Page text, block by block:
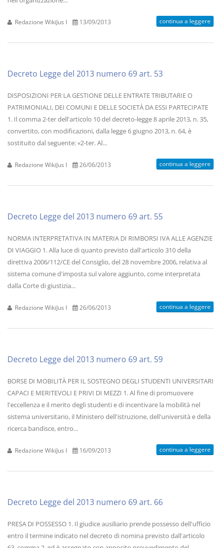
Redazione WikiJus I 13/09/2013 continua a leggere
Decreto Legge del 2013 numero 69 art. 53
DISPOSIZIONI PER LA GESTIONE DELLE ENTRATE TRIBUTARIE O
PATRIMONIALI, DEI COMUNI E DELLE SOCIETÀ DA ESSI PARTECIPATE
1. Il comma 2-ter dell'articolo 10 del decreto-legge 8 aprile 2013, n. 35,
convertito, con modificazioni, dalla legge 6 giugno 2013, n. 64, è
sostituito dal seguente: «2-ter. Al...
Redazione WikiJus I 26/06/2013 continua a leggere
Decreto Legge del 2013 numero 69 art. 55
NORMA INTERPRETATIVA IN MATERIA DI RIMBORSI IVA ALLE AGENZIE
DI VIAGGIO 1. Alla luce di quanto previsto dall'articolo 310 della
direttiva 2006/112/CE del Consiglio, del 28 novembre 2006, relativa al
sistema comune d'imposta sul valore aggiunto, come interpretata
dalla Corte di giustizia...
Redazione WikiJus I 26/06/2013 continua a leggere
Decreto Legge del 2013 numero 69 art. 59
BORSE DI MOBILITÀ PER IL SOSTEGNO DEGLI STUDENTI UNIVERSITARI
CAPACI E MERITEVOLI E PRIVI DI MEZZI 1. Al fine di promuovere
l'eccellenza e il merito degli studenti e di incentivare la mobilità nel
sistema universitario, il Ministero dell'istruzione, dell'università e della
ricerca bandisce, entro...
Redazione WikiJus I 16/09/2013 continua a leggere
Decreto Legge del 2013 numero 69 art. 66
PRESA DI POSSESSO 1. Il giudice ausiliario prende possesso dell'ufficio
entro il termine indicato nel decreto di nomina previsto dall'articolo